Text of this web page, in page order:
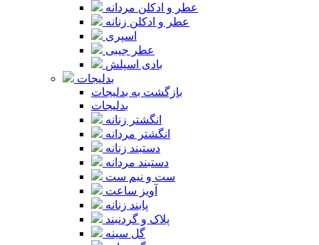
عطر و ادکلن مردانه
عطر و ادکلن زنانه
اسپری
عطر جیبی
بادی اسپلش
بدلیجات
بازگشت به بدلیجات
بدلیجات
انگشتر زنانه
انگشتر مردانه
دستبند زنانه
دستبند مردانه
ست و نیم ست
آویز ساعت
پابند زنانه
پلاک و گردنبند
گل سینه